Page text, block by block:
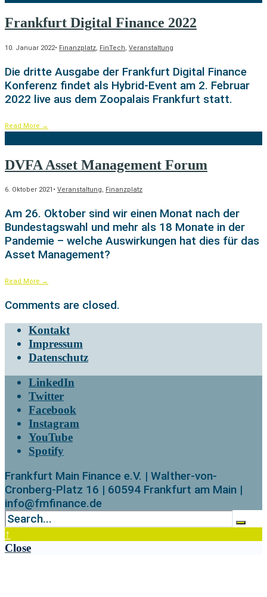
Frankfurt Digital Finance 2022
10. Januar 2022• Finanzplatz, FinTech, Veranstaltung
Die dritte Ausgabe der Frankfurt Digital Finance
Konferenz findet als Hybrid-Event am 2. Februar
2022 live aus dem Zoopalais Frankfurt statt.
Read More →
DVFA Asset Management Forum
6. Oktober 2021 • Veranstaltung, Finanzplatz
Am 26. Oktober sind wir einen Monat nach der
Bundestagswahl und mehr als 18 Monate in der
Pandemie – welche Auswirkungen hat dies für das
Asset Management?
Read More →
Comments are closed.
Kontakt
Impressum
Datenschutz
LinkedIn
Twitter
Facebook
Instagram
YouTube
Spotify
Frankfurt Main Finance e.V. | Walther-von-
Cronberg-Platz 16 | 60594 Frankfurt am Main |
info@fmfinance.de
↑
Close